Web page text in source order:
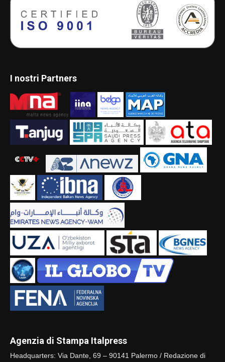
I nostri Partners
Agenzia di Stampa Italpress
Headquarters: Via Dante, 69 – 90141 Palermo / Redazione di